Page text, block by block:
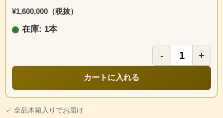
¥1,600,000（税抜）
在庫: 1本
- +
カートに入れる
✓ 全品木箱入りでお届け